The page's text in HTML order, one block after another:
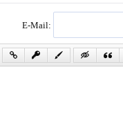
E-Mail: